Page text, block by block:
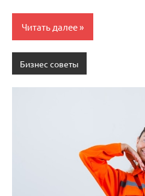
Читать далее
Бизнес советы